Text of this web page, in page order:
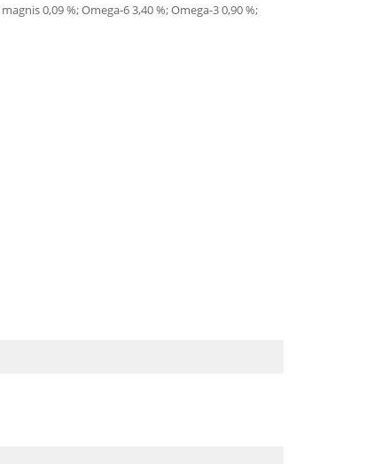
0,09 %; Omega-6 3,40 %; Omega-3 0,90 %;